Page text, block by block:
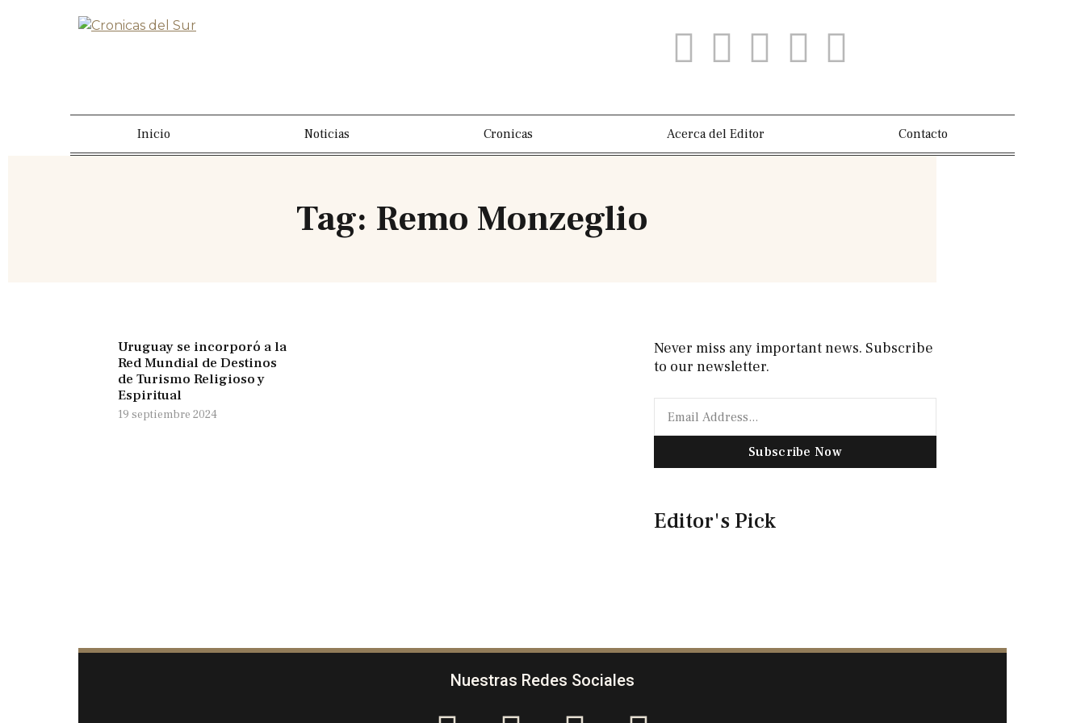
Inicio Noticias Cronicas Acerca del Editor Contacto
Tag: Remo Monzeglio
Uruguay se incorporó a la
Red Mundial de Destinos
de Turismo Religioso y
Espiritual
19 septiembre 2024
Never miss any important news. Subscribe
to our newsletter.
Subscribe Now
Editor's Pick
Nuestras Redes Sociales